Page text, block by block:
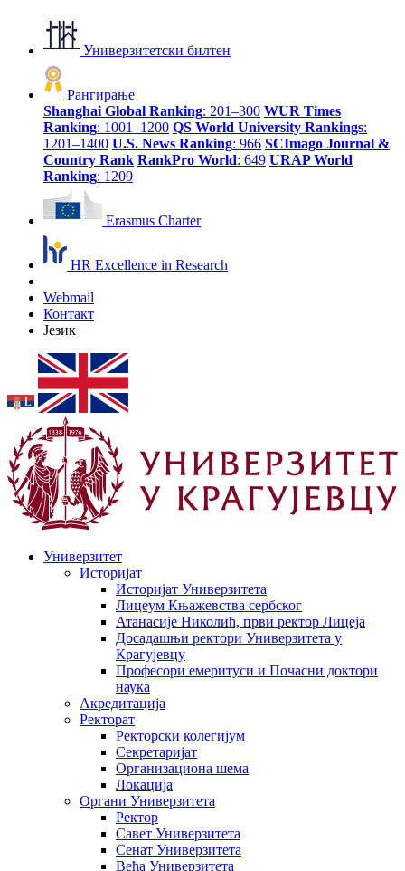
Универзитетски билтен
Рангирање
Shanghai Global Ranking: 201–300 WUR Times
Ranking: 1001–1200 QS World University Rankings:
1201–1400 U.S. News Ranking: 966 SCImago Journal &
Country Rank RankPro World: 649 URAP World
Ranking: 1209
Erasmus Charter
HR Excellence in Research
Webmail
Контакт
Језик
Универзитет
Историјат
Историјат Универзитета
Лицеум Књажевства сербског
Атанасије Николић, први ректор Лицеја
Досадашњи ректори Универзитета у
Крагујевцу
Професори емеритуси и Почасни доктори
наука
Акредитација
Ректорат
Ректорски колегијум
Секретаријат
Организациона шема
Локација
Органи Универзитета
Ректор
Савет Универзитета
Сенат Универзитета
Већа Универзитета